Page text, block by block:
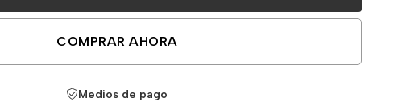
COMPRAR AHORA
Medios de pago